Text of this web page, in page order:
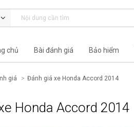
chủ Bài đánh giá Bảo hiểm
giá Đánh giá xe Honda Accord 2014
Honda Accord 2014